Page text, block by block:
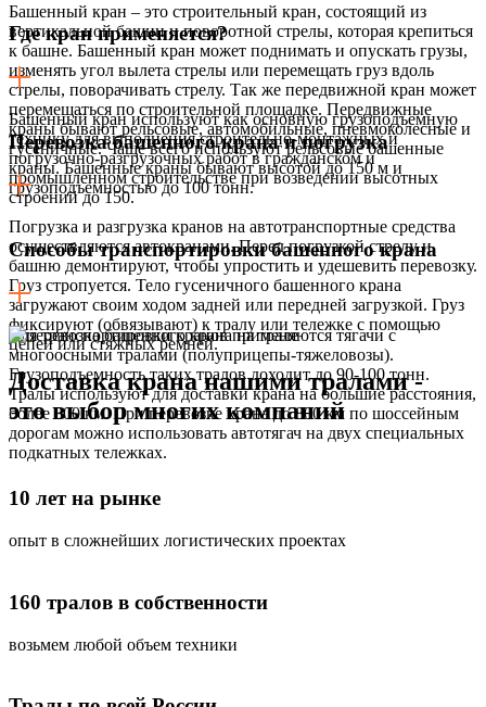
Башенный кран – это строительный кран, состоящий из
вертикальной башни и поворотной стрелы, которая крепиться
к башне. Башенный кран может поднимать и опускать грузы,
изменять угол вылета стрелы или перемещать груз вдоль
стрелы, поворачивать стрелу. Так же передвижной кран может
перемещаться по строительной площадке. Передвижные
краны бывают рельсовые, автомобильные, пневмоколесные и
гусеничные. Чаще всего используют рельсовые башенные
краны. Башенные краны бывают высотой до 150 м и
грузоподъемностью до 100 тонн.
Где кран применяется?
Башенный кран используют как основную грузоподъемную
технику для выполнения строительно-монтажных и
погрузочно-разгрузочных работ в гражданском и
промышленном строительстве при возведении высотных
строений до 150.
Перевозка башенного крана и погрузка
Погрузка и разгрузка кранов на автотранспортные средства
осуществляются автокранами. Перед погрузкой стрелу и
башню демонтируют, чтобы упростить и удешевить перевозку.
Груз стропуется. Тело гусеничного башенного крана
загружают своим ходом задней или передней загрузкой. Груз
фиксируют (обвязывают) к тралу или тележке с помощью
цепей или стяжных ремней.
Способы транспортировки башенного крана
Для транспортировки кранов применяются тягачи с
многоосными тралами (полуприцепы-тяжеловозы).
Грузоподъемность таких тралов доходит до 90-100 тонн.
Тралы используют для доставки крана на большие расстояния,
более 800 км. При перевозке крана до 800 км по шоссейным
дорогам можно использовать автотягач на двух специальных
подкатных тележках.
Доставка крана нашими тралами -
это выбор многих компаний
10 лет на рынке
опыт в сложнейших логистических проектах
160 тралов в собственности
возьмем любой объем техники